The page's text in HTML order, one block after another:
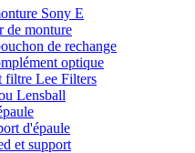
Sony E
de monture
de rechange
optique
filtre Lee Filters
Lensball
d'épaule
et support